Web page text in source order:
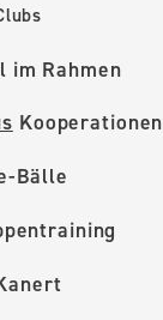
im Rahmen
Kooperationen
Bälle